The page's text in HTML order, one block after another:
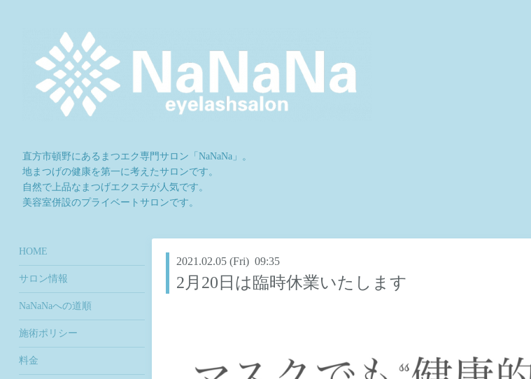
直方市頓野にあるまつエク専門サロン「NaNaNa」。
地まつげの健康を第一に考えたサロンです。
自然で上品なまつげエクステが人気です。
美容室併設のプライベートサロンです。
2021.02.05 (Fri) 09:35
2月20日は臨時休業いたします
HOME
サロン情報
NaNaNaへの道順
施術ポリシー
料金